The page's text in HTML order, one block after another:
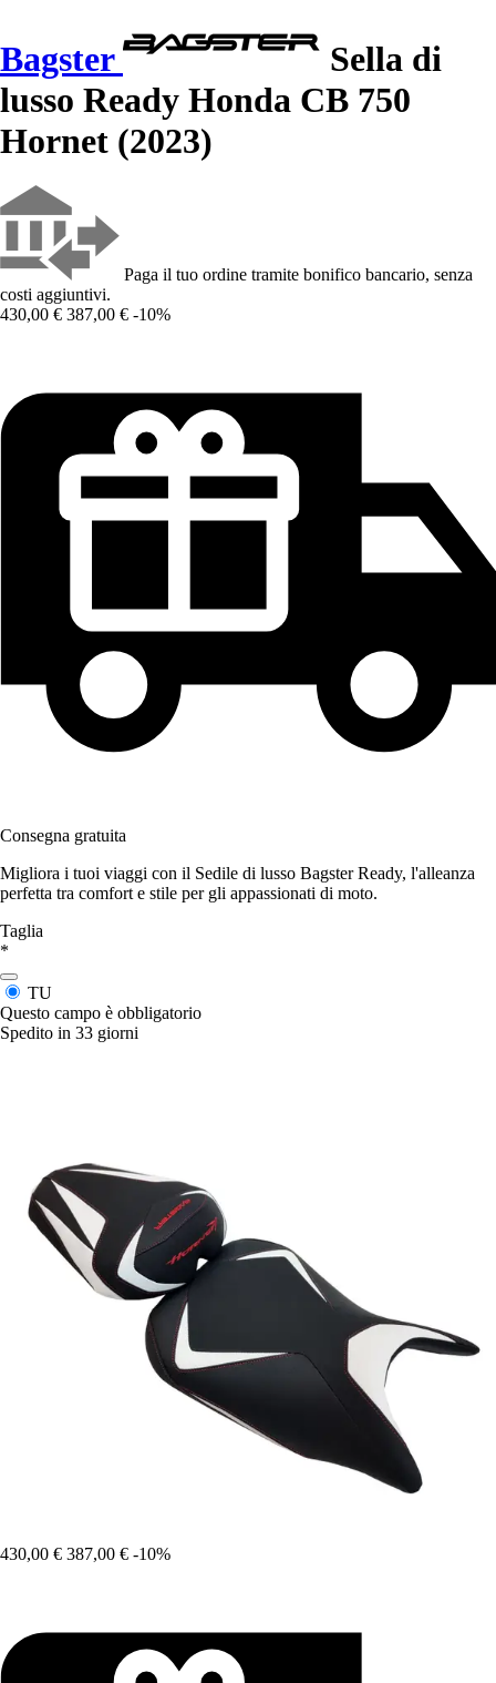
Bagster
Sella di
lusso Ready Honda CB 750
Hornet (2023)
Paga il tuo ordine tramite bonifico bancario, senza
costi aggiuntivi.
430,00 € 387,00 € -10%
Consegna gratuita
Migliora i tuoi viaggi con il Sedile di lusso Bagster Ready, l'alleanza
perfetta tra comfort e stile per gli appassionati di moto.
Taglia
*
TU
Questo campo è obbligatorio
Spedito in 33 giorni
430,00 € 387,00 € -10%